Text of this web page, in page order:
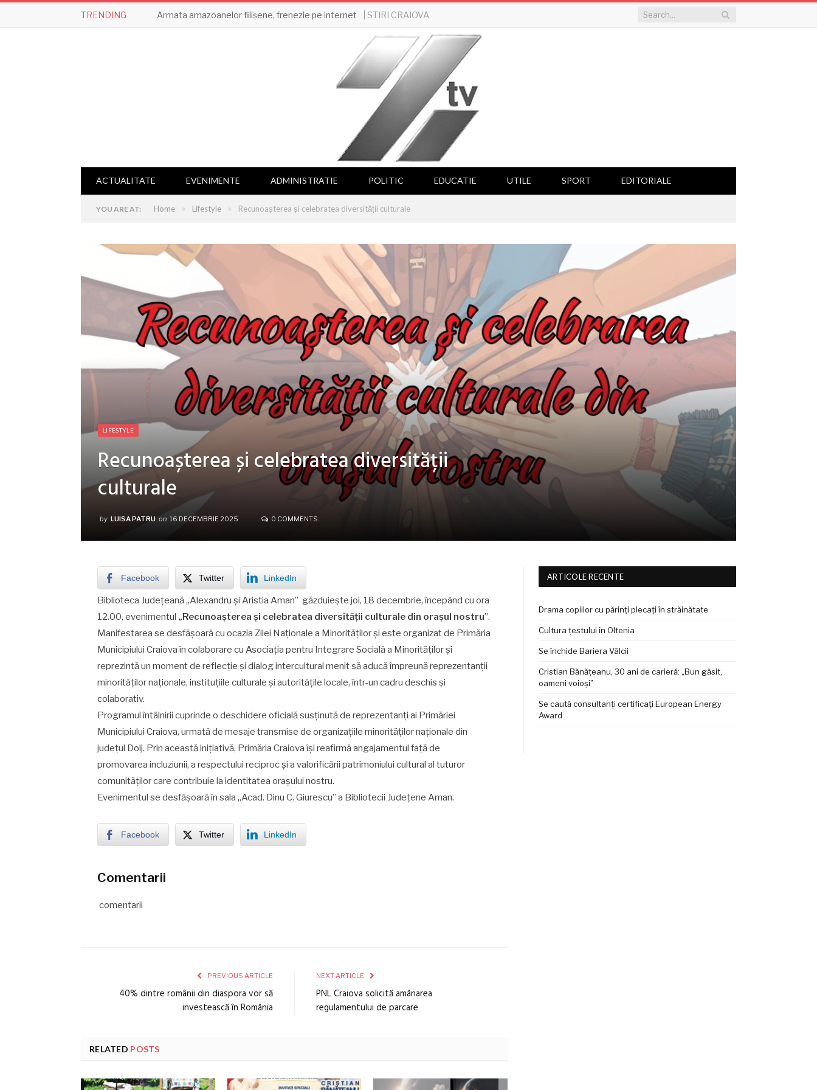
TRENDING Armata amazoanelor filișene, frenezie pe internet | STIRI CRAIOVA
ACTUALITATE EVENIMENTE ADMINISTRATIE POLITIC EDUCATIE UTILE SPORT EDITORIALE
YOU ARE AT: Home » Lifestyle » Recunoașterea și celebratea diversității culturale
LIFESTYLE
Recunoașterea și celebratea diversității
culturale
by LUISA PATRU on 16 DECEMBRIE 2025 0 COMMENTS
Facebook Twitter LinkedIn
Biblioteca Județeană „Alexandru și Aristia Aman” găzduiește joi, 18 decembrie, începând cu ora
12.00, evenimentul „Recunoașterea și celebratea diversității culturale din orașul nostru”.
Manifestarea se desfășoară cu ocazia Zilei Naționale a Minorităților și este organizat de Primăria
Municipiului Craiova în colaborare cu Asociația pentru Integrare Socială a Minorităților și
reprezintă un moment de reflecție și dialog intercultural menit să aducă împreună reprezentanții
minorităților naționale, instituțiile culturale și autoritățile locale, într-un cadru deschis și
colaborativ.
Programul întâlnirii cuprinde o deschidere oficială susținută de reprezentanți ai Primăriei
Municipiului Craiova, urmată de mesaje transmise de organizațiile minorităților naționale din
județul Dolj. Prin această inițiativă, Primăria Craiova își reafirmă angajamentul față de
promovarea incluziunii, a respectului reciproc și a valorificării patrimoniului cultural al tuturor
comunităților care contribuie la identitatea orașului nostru.
Evenimentul se desfășoară în sala „Acad. Dinu C. Giurescu” a Bibliotecii Județene Aman.
Facebook Twitter LinkedIn
Comentarii
comentarii
PREVIOUS ARTICLE
40% dintre românii din diaspora vor să
investească în România
NEXT ARTICLE
PNL Craiova solicită amânarea
regulamentului de parcare
RELATED POSTS
ARTICOLE RECENTE
Drama copiilor cu părinți plecați în străinătate
Cultura țestului în Oltenia
Se închide Bariera Vâlcii
Cristian Bănățeanu, 30 ani de carieră: „Bun găsit,
oameni voioși”
Se caută consultanți certificați European Energy
Award